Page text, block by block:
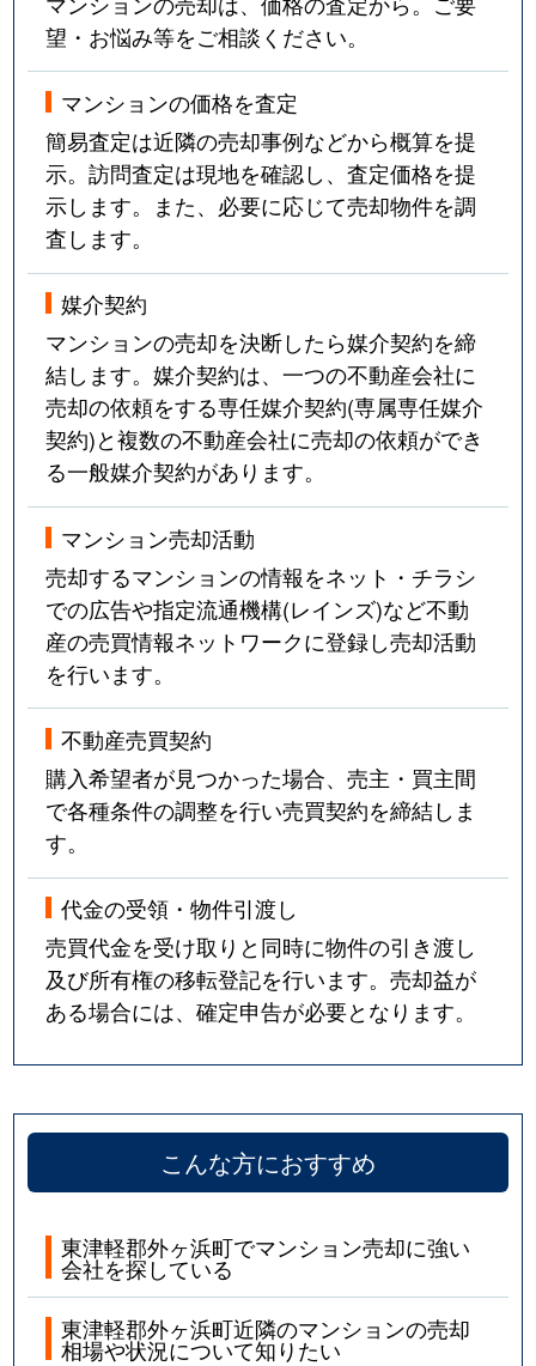
望・お悩み等をご相談ください。
マンションの価格を査定
簡易査定は近隣の売却事例などから概算を提
示。訪問査定は現地を確認し、査定価格を提
示します。また、必要に応じて売却物件を調
査します。
媒介契約
マンションの売却を決断したら媒介契約を締
結します。媒介契約は、一つの不動産会社に
売却の依頼をする専任媒介契約(専属専任媒介
契約)と複数の不動産会社に売却の依頼ができ
る一般媒介契約があります。
マンション売却活動
売却するマンションの情報をネット・チラシ
での広告や指定流通機構(レインズ)など不動
産の売買情報ネットワークに登録し売却活動
を行います。
不動産売買契約
購入希望者が見つかった場合、売主・買主間
で各種条件の調整を行い売買契約を締結しま
す。
代金の受領・物件引渡し
売買代金を受け取りと同時に物件の引き渡し
及び所有権の移転登記を行います。売却益が
ある場合には、確定申告が必要となります。
こんな方におすすめ
東津軽郡外ヶ浜町でマンション売却に強い
会社を探している
東津軽郡外ヶ浜町近隣のマンションの売却
相場や状況について知りたい